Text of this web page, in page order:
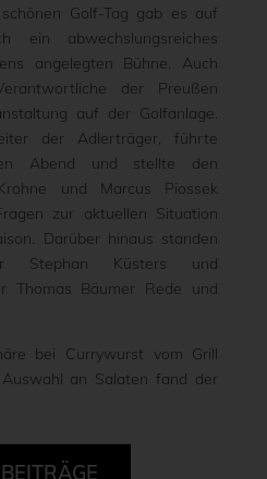
Golf-Tag gab es auf
ein abwechslungsreiches
angelegten Bühne. Auch
der Preußen
auf der Golfanlage.
der Adlerträger, führte
Abend und stellte den
und Marcus Piossek
zur aktuellen Situation
Darüber hinaus standen
Stephan Küsters und
Thomas Bäumer Rede und
bei Currywurst vom Grill
an Salaten fand der